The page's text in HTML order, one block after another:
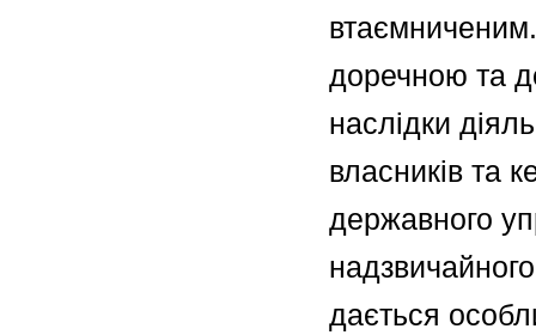
доречною та
наслідки
власників та
державного
дається